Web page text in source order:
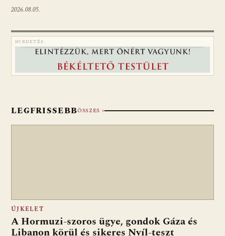
2026.08.05.
HIRDETÉS
LEGFRISSEBBÖSSZES »
ÚJKELET
A Hormuzi-szoros ügye, gondok Gáza és
Libanon körül és sikeres Nyíl-teszt